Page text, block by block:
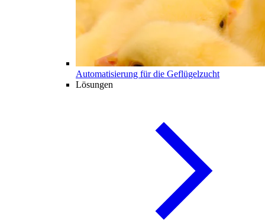
Automatisierung für die Geflügelzucht
Lösungen